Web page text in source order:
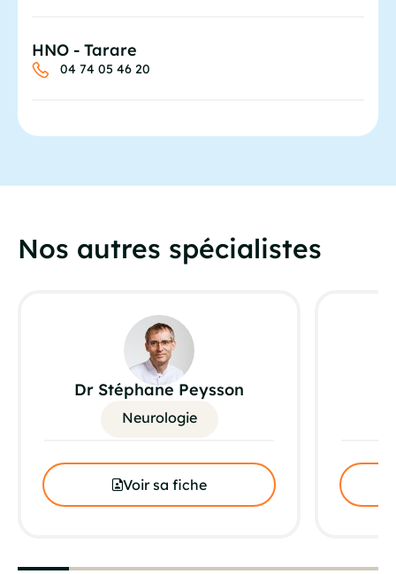
HNO - Tarare
04 74 05 46 20
Nos autres spécialistes
Dr Stéphane Peysson
Neurologie
Voir sa fiche